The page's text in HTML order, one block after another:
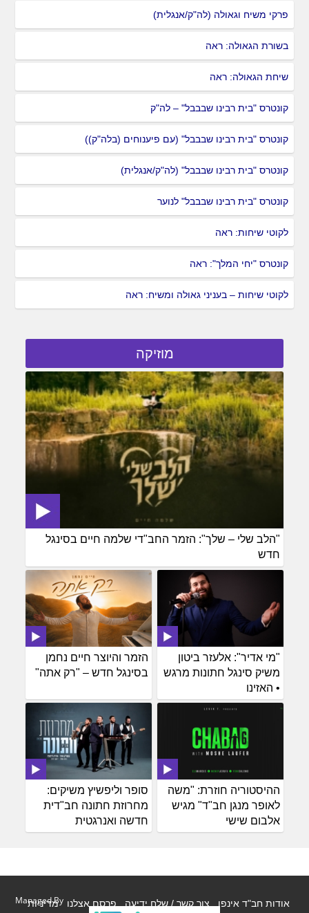
פרקי משיח וגאולה (לה"ק/אנגלית)
בשורת הגאולה: ראה
שיחת הגאולה: ראה
קונטרס "בית רבינו שבבבל" – לה"ק
קונטרס "בית רבינו שבבבל" (עם פיענוחים (בלה"ק))
קונטרס "בית רבינו שבבבל" (לה"ק/אנגלית)
קונטרס "בית רבינו שבבבל" לנוער
לקוטי שיחות: ראה
קונטרס "יחי המלך": ראה
לקוטי שיחות – בעניני גאולה ומשיח: ראה
מוזיקה
"הלב שלי – שלך": הזמר החב"די שלמה חיים בסינגל
חדש
הזמר והיוצר חיים נחמן
בסינגל חדש – "רק אתה"
"מי אדיר": אלעזר ביטון
משיק סינגל חתונות מרגש
• האזינו
סופר וליפשיץ משיקים:
מחרוזת חתונה חב"דית
חדשה ואנרגטית
ההיסטוריה חוזרת: "משה
לאופר מנגן חב"ד" מגיש
אלבום שישי
אודות חב"ד אינפו צור קשר / שלח ידיעה פרסם אצלנו מדיניות
Managed By